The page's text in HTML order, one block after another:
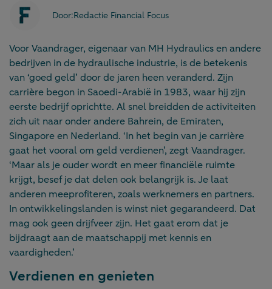
Door:Redactie Financial Focus
Voor Vaandrager, eigenaar van MH Hydraulics en andere
bedrijven in de hydraulische industrie, is de betekenis
van ‘goed geld’ door de jaren heen veranderd. Zijn
carrière begon in Saoedi-Arabië in 1983, waar hij zijn
eerste bedrijf oprichtte. Al snel breidden de activiteiten
zich uit naar onder andere Bahrein, de Emiraten,
Singapore en Nederland. ‘In het begin van je carrière
gaat het vooral om geld verdienen’, zegt Vaandrager.
‘Maar als je ouder wordt en meer financiële ruimte
krijgt, besef je dat delen ook belangrijk is. Je laat
anderen meeprofiteren, zoals werknemers en partners.
In ontwikkelingslanden is winst niet gegarandeerd. Dat
mag ook geen drijfveer zijn. Het gaat erom dat je
bijdraagt aan de maatschappij met kennis en
vaardigheden.’
Verdienen en genieten